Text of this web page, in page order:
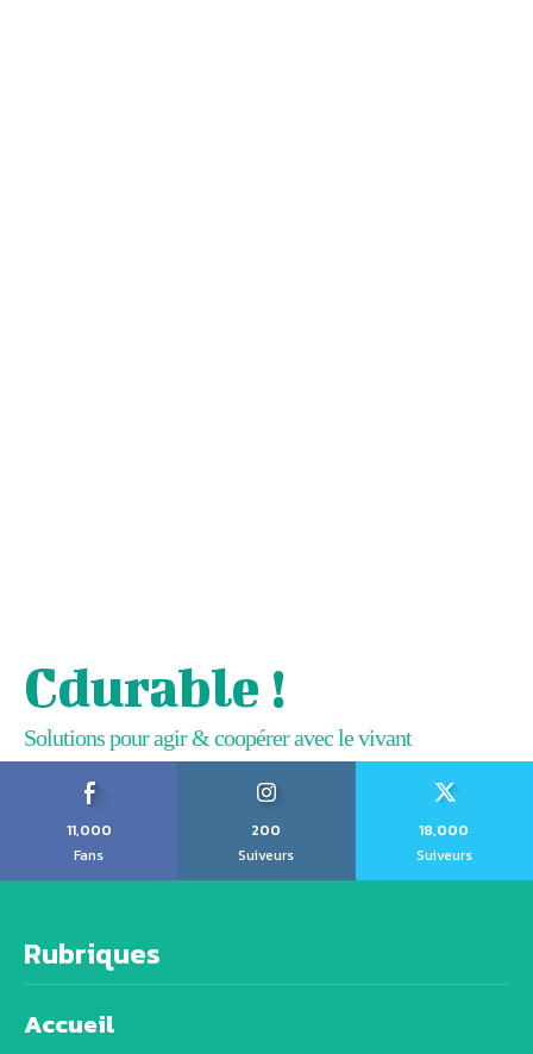
Cdurable !
Solutions pour agir & coopérer avec le vivant
11,000
Fans
200
Suiveurs
18,000
Suiveurs
Rubriques
Accueil